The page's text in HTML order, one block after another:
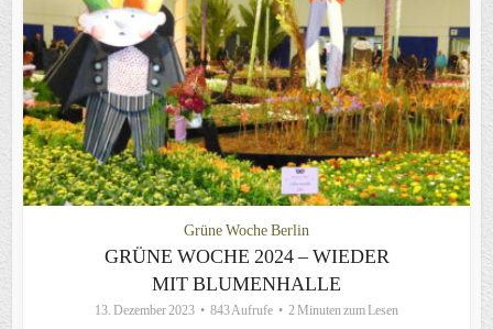
Grüne Woche Berlin
GRÜNE WOCHE 2024 – WIEDER
MIT BLUMENHALLE
13. Dezember 2023 843 Aufrufe 2 Minuten zum Lesen